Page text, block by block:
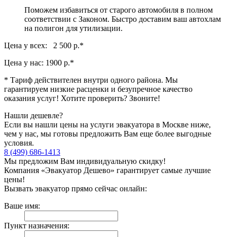
Поможем избавиться от старого автомобиля в полном
соответствии с Законом. Быстро доставим ваш автохлам
на полигон для утилизации.
Цена у всех: 2 500 р.*
Цена у нас: 1900 р.*
* Тариф действителен внутри одного района. Мы
гарантируем низкие расценки и безупречное качество
оказания услуг! Хотите проверить? Звоните!
Нашли дешевле?
Если вы нашли цены на услуги эвакуатора в Москве ниже,
чем у нас, мы готовы предложить Вам еще более выгодные
условия.
8 (499) 686-1413
Мы предложим Вам индивидуальную скидку!
Компания «Эвакуатор Дешево» гарантирует самые лучшие
цены!
Вызвать эвакуатор прямо сейчас онлайн:
Ваше имя:
Пункт назначения: